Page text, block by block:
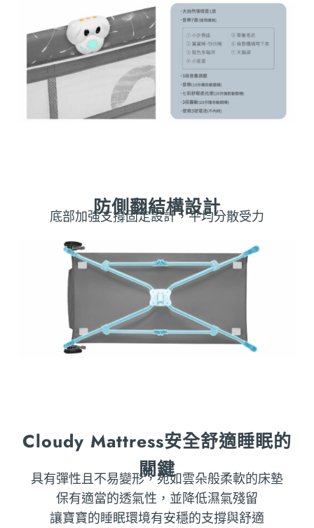
防側翻結構設計
底部加強支撐固定設計，平均分散受力
Cloudy Mattress安全舒適睡眠的
關鍵
具有彈性且不易變形，宛如雲朵般柔軟的床墊
保有適當的透氣性，並降低濕氣殘留
讓寶寶的睡眠環境有安穩的支撐與舒適